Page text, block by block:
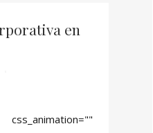
en